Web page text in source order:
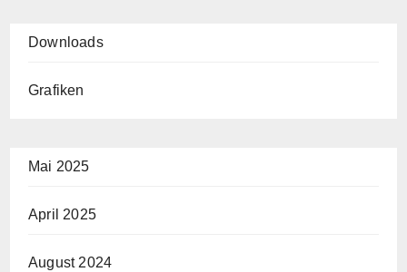
Downloads
Grafiken
Mai 2025
April 2025
August 2024